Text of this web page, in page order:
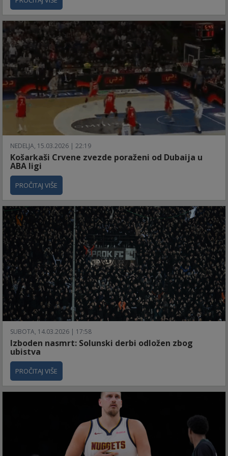
NEDELJA, 15.03.2026 | 22:19
Košarkaši Crvene zvezde poraženi od Dubaija u
ABA ligi
PROČITAJ VIŠE
SUBOTA, 14.03.2026 | 17:58
Izboden nasmrt: Solunski derbi odložen zbog
ubistva
PROČITAJ VIŠE